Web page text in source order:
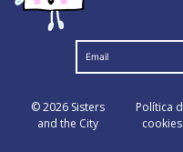
© 2026 Sisters
and the City
Política
cookies